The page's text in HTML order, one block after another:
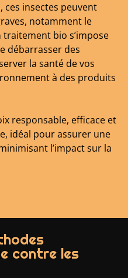
ces insectes peuvent
notamment le
bio s’impose
débarrasser des
la santé de vos
à des produits
responsable, efficace et
idéal pour assurer une
l’impact sur la
contre les